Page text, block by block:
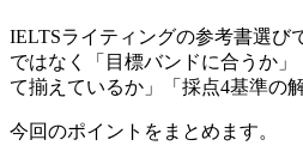
IELTSライティングの参考書選び
ではなく「目標バンドに合うか」
て揃えているか」「採点4基準の
今回のポイントをまとめます。